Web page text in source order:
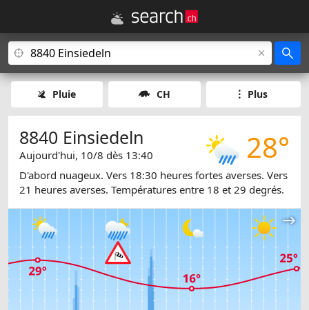
Pluie CH Plus
28°
8840 Einsiedeln
Aujourd'hui, 10/8 dès 13:40
D'abord nuageux. Vers 18:30 heures fortes averses. Vers
21 heures averses. Températures entre 18 et 29 degrés.